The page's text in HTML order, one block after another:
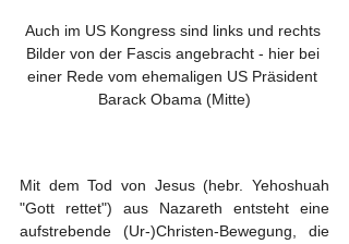
Auch im US Kongress sind links und rechts
Bilder von der Fascis angebracht - hier bei
einer Rede vom ehemaligen US Präsident
Barack Obama (Mitte)
Mit dem Tod von Jesus (hebr. Yehoshuah
"Gott rettet") aus Nazareth entsteht eine
aufstrebende (Ur-)Christen-Bewegung, die